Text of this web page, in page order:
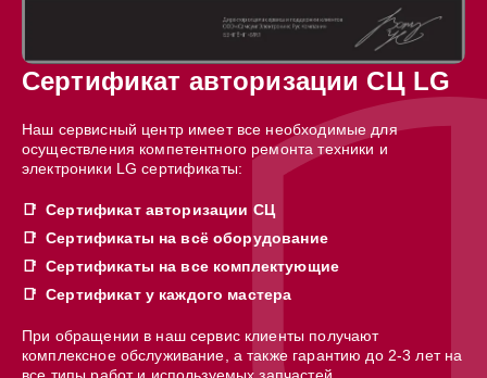
Сертификат авторизации СЦ LG
Наш сервисный центр имеет все необходимые для
осуществления компетентного ремонта техники и
электроники LG сертификаты:
Сертификат авторизации СЦ
Сертификаты на всё оборудование
Сертификаты на все комплектующие
Сертификат у каждого мастера
При обращении в наш сервис клиенты получают
комплексное обслуживание, а также гарантию до 2-3 лет на
все типы работ и используемых запчастей.